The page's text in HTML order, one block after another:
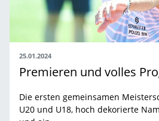
25.01.2024
Die ersten gemeinsamen
U20 und U18, hoch dekorierte